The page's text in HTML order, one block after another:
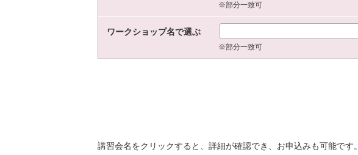
※部分一致可
ワークショップ名で選ぶ
※部分一致可
講習会名をクリックすると、詳細が確認でき、お申込みも可能です。